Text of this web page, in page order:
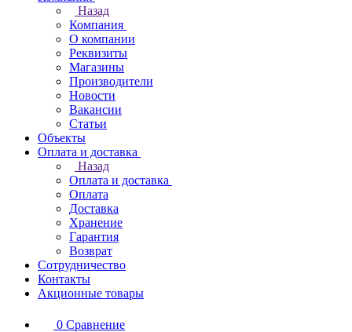
Назад
Компания
О компании
Реквизиты
Магазины
Производители
Новости
Вакансии
Статьи
Объекты
Оплата и доставка
Назад
Оплата и доставка
Оплата
Доставка
Хранение
Гарантия
Возврат
Сотрудничество
Контакты
Акционные товары
0 Сравнение